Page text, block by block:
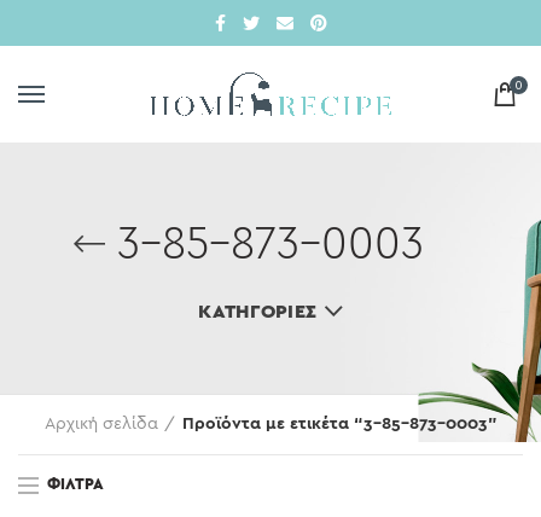
0
3-85-873-0003
ΚΑΤΗΓΟΡΊΕΣ
Αρχική σελίδα Προϊόντα με ετικέτα “3-85-873-0003”
ΦΊΛΤΡΑ